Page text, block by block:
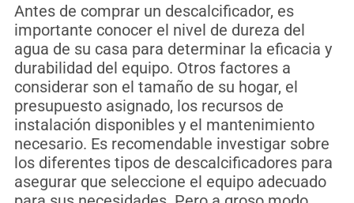
Antes de comprar un descalcificador, es
importante conocer el nivel de dureza del
agua de su casa para determinar la eficacia y
durabilidad del equipo. Otros factores a
considerar son el tamaño de su hogar, el
presupuesto asignado, los recursos de
instalación disponibles y el mantenimiento
necesario. Es recomendable investigar sobre
los diferentes tipos de descalcificadores para
asegurar que seleccione el equipo adecuado